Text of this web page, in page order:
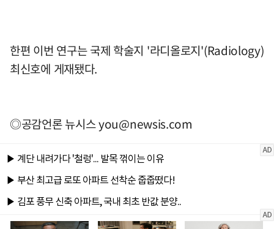
한편 이번 연구는 국제 학술지 '라디올로지'(Radiology)
최신호에 게재됐다.
◎공감언론 뉴시스you@newsis.com